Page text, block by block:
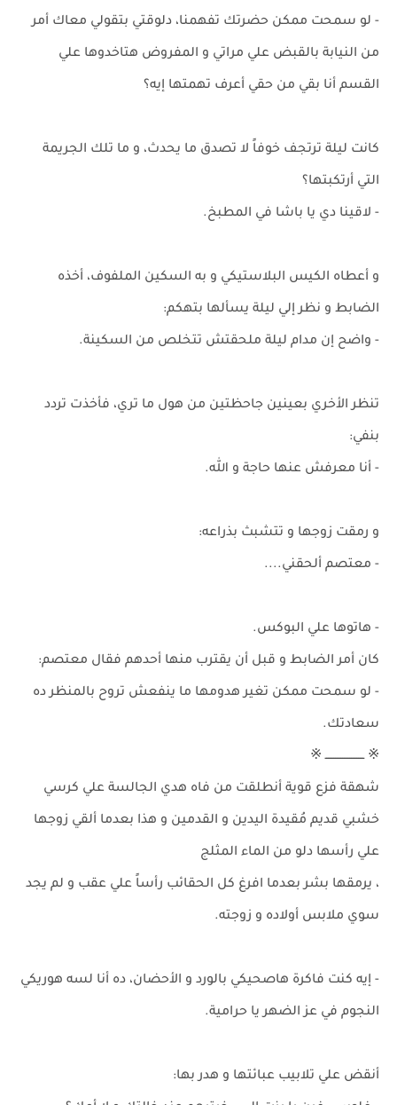
- لو سمحت ممكن حضرتك تفهمنا، دلوقتي بتقولي معاك أمر
من النيابة بالقبض علي مراتي و المفروض هتاخدوها علي
القسم أنا بقي من حقي أعرف تهمتها إيه؟
كانت ليلة ترتجف خوفاً لا تصدق ما يحدث، و ما تلك الجريمة
التي أرتكبتها؟
- لاقينا دي يا باشا في المطبخ.
و أعطاه الكيس البلاستيكي و به السكين الملفوف، أخذه
الضابط و نظر إلي ليلة يسألها بتهكم:
- واضح إن مدام ليلة ملحقتش تتخلص من السكينة.
تنظر الأخري بعينين جاحظتين من هول ما تري، فأخذت تردد
بنفي:
- أنا معرفش عنها حاجة و الله.
و رمقت زوجها و تتشبث بذراعه:
- معتصم ألحقني....
- هاتوها علي البوكس.
كان أمر الضابط و قبل أن يقترب منها أحدهم فقال معتصم:
- لو سمحت ممكن تغير هدومها ما ينفعش تروح بالمنظر ده
سعادتك.
※ ــــــــــــــــــــــ ※
شهقة فزع قوية أنطلقت من فاه هدي الجالسة علي كرسي
خشبي قديم مُقيدة اليدين و القدمين و هذا بعدما ألقي زوجها
علي رأسها دلو من الماء المثلج
، يرمقها بشر بعدما افرغ كل الحقائب رأساً علي عقب و لم يجد
سوي ملابس أولاده و زوجته.
- إيه كنت فاكرة هاصحيكي بالورد و الأحضان، ده أنا لسه هوريكي
النجوم في عز الضهر يا حرامية.
أنقض علي تلابيب عبائتها و هدر بها: